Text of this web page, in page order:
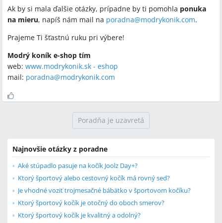
Ak by si mala ďalšie otázky, prípadne by ti pomohla ponuka
na mieru, napíš nám mail na poradna@modrykonik.com.
Prajeme Ti šťastnú ruku pri výbere!
Modrý koník e-shop tím
web: www.modrykonik.sk - eshop
mail: poradna@modrykonik.com
Poradňa je uzavretá
Najnovšie otázky z poradne
Aké stúpadlo pasuje na kočík Joolz Day+?
Ktorý športový alebo cestovný kočík má rovný sed?
Je vhodné voziť trojmesačné bábätko v športovom kočíku?
Ktorý športový kočík je otočný do oboch smerov?
Ktorý športový kočík je kvalitný a odolný?